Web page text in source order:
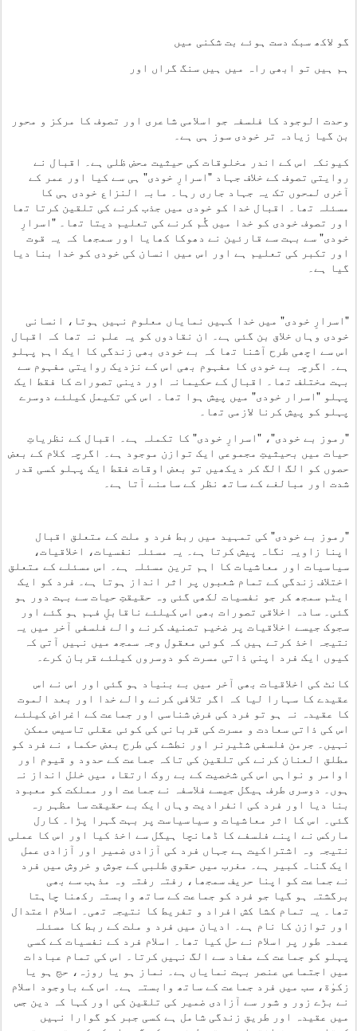
گو لاکھ سبک دست ہوئے بت شکنی میں
ہم ہیں تو ابھی راہ میں ہیں سنگ گراں اور
وحدت الوجود کا فلسفہ جو اسلامی شاعری اور تصوف کا مرکز و محور
بن گیا زیادہ تر خودی سوز ہی ہے۔
کیونکہ اس کے اندر مخلوقات کی حیثیت محض ظلی ہے۔ اقبال نے
روایتی تصوف کے خلاف جہاد "اسرارِ خودی" ہی سے کیا اور عمر کے
آخری لمحوں تک یہ جہاد جاری رہا۔ مابہ النزاع خودی ہی کا
مسئلہ تھا۔ اقبال خدا کو خودی میں جذب کرنے کی تلقین کرتا تھا
اور تصوف خودی کو خدا میں گُم کرنے کی تعلیم دیتا تھا۔ "اسرارِ
خودی" سے بہت سے قارئین نے دھوکا کھایا اور سمجھا کہ یہ قوت
اور تکبر کی تعلیم ہے اور اس میں انسان کی خودی کو خدا بنا دیا
گیا ہے۔
"اسرارِ خودی" میں خدا کہیں نمایاں معلوم نہیں ہوتا، انسانی
خودی وہاں خلاق بن گئی ہے۔ ان نقادوں کو یہ علم نہ تھا کہ اقبال
اس سے اچھی طرح آشنا تھا کہ بے خودی بھی زندگی کا ایک اہم پہلو
ہے۔ اگرچہ بے خودی کا مفہوم بھی اس کے نزدیک روایتی مفہوم سے
بہت مختلف تھا۔ اقبال کے حکیمانہ اور دینی تصورات کا فقط ایک
پہلو "اسرار خودی" میں پیش ہوا تھا۔ اس کی تکیمل کیلئے دوسرے
پہلو کو پیش کرنا لازمی تھا۔
"رموز بے خودی"، "اسرارِ خودی" کا تکملہ ہے۔ اقبال کے نظریاتِ
حیات میں بحیثیتِ مجموعی ایک توازن موجود ہے۔ اگرچہ کلام کے بعض
حصوں کو الگ الگ کر دیکھیں تو بعض اوقات فقط ایک پہلو کسی قدر
شدت اور مبالغے کے ساتھ نظر کے سامنے آتا ہے۔
"رموز بے خودی" کی تمہید میں ربط فرد و ملت کے متعلق اقبال
اپنا زاویہ نگاہ پیش کرتا ہے۔ یہ مسئلہ نفسیات، اخلاقیات،
سیاسیات اور معاشیات کا اہم ترین مسئلہ ہے۔ اس مسئلے کے متعلق
اختلاف زندگی کے تمام شعبوں پر اثر انداز ہوتا ہے۔ فرد کو ایک
ایٹم سمجھ کر جو نفسیات لکھی گئی وہ حقیقتِ حیات سے بہت دور ہو
گئی۔ سادہ اخلاقی تصورات بھی اس کیلئے ناقابلِ فہم ہو گئے اور
سجوک جیسے اخلاقیات پر ضخیم تصنیف کرنے والے فلسفی آخر میں یہ
نتیجہ اخذ کرتے ہیں کہ کوئی معقول وجہ سمجھ میں نہیں آتی کہ
کیوں ایک فرد اپنی ذاتی مسرت کو دوسروں کیلئے قربان کرے۔
کانٹ کی اخلاقیات بھی آخر میں بے بنیاد ہو گئی اور اس نے اس
عقیدے کا سہارا لیا کہ اگر تلافی کرنے والے خدا اور بعد الموت
کا عقیدہ نہ ہو تو فرد کی فرض شناسی اور جماعت کے اغراض کیلئے
اس کی ذاتی سعادت و مسرت کی قربانی کی کوئی عقلی تاسیس ممکن
نہیں۔ جرمن فلسفی شٹیرنر اور نطشے کی طرح بعض حکماء نے فرد کو
مطلق العنان کرنے کی تلقین کی تاکہ جماعت کے حدود و قیوم اور
اوامر و نواہی اس کی شخصیت کے بے روک ارتقاء میں خلل انداز نہ
ہوں۔ دوسری طرف ہیگل جیسے فلاسفہ نے جماعت اور مملکت کو معبود
بنا دیا اور فرد کی انفرادیت وہاں ایک بے حقیقت سا مظہر رہ
گئی۔ اس کا اثر معاشیات و سیاسیاست پر بہت گہرا پڑا۔ کارل
مارکس نے اپنے فلسفے کا ڈھانچا ہیگل سے اخذ کیا اور اس کا عملی
نتیجہ وہ اشتراکیت ہے جہاں فرد کی آزادی ضمیر اور آزادی عمل
ایک گناہ کبیر ہے۔ مغرب میں حقوق طلبی کے جوش و خروش میں فرد
نے جماعت کو اپنا حریف سمجھا، رفتہ رفتہ وہ مذہب سے بھی
برگشتہ ہو گیا جو فرد کو جماعت کے ساتھ وابستہ رکھنا چاہتا
تھا۔ یہ تمام کشا کش افراد و تفریط کا نتیجہ تھی۔ اسلام اعتدال
اور توازن کا نام ہے۔ ادیان میں فرد و ملت کے ربط کا مسئلہ
عمدہ طور پر اسلام نے حل کیا تھا۔ اسلام فرد کے نفسیات کے کسی
پہلو کو جماعت کے مفاد سے الگ نہیں کرتا۔ اس کی تمام عبادات
میں اجتماعی عنصر بہت نمایاں ہے۔ نماز ہو یا روزہ، حج ہو یا
زکوٰة، سب میں فرد جماعت کے ساتھ وابستہ ہے۔ اس کے باوجود اسلام
نے بڑے زور و شور سے آزادی ضمیر کی تلقین کی اور کہا کہ دین جس
میں عقیدہ اور طریق زندگی شامل ہے کسی جبر کو گوارا نہیں